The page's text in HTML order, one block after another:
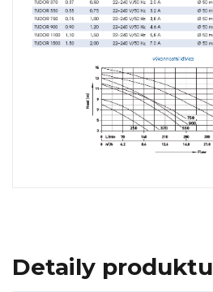
Detaily produktu